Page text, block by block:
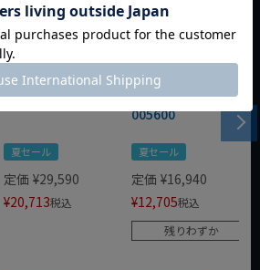
WIT/STAHLWILLE
12-イグニッション
スパナ 5本セット
夏セール
定価 ¥29,590
¥20,713税込
WERA ZYKLOP 1/4"
コンフォートラチェ
ット(レバー式)
005600
夏セール
定価 ¥16,940
¥12,705税込
残りわずか